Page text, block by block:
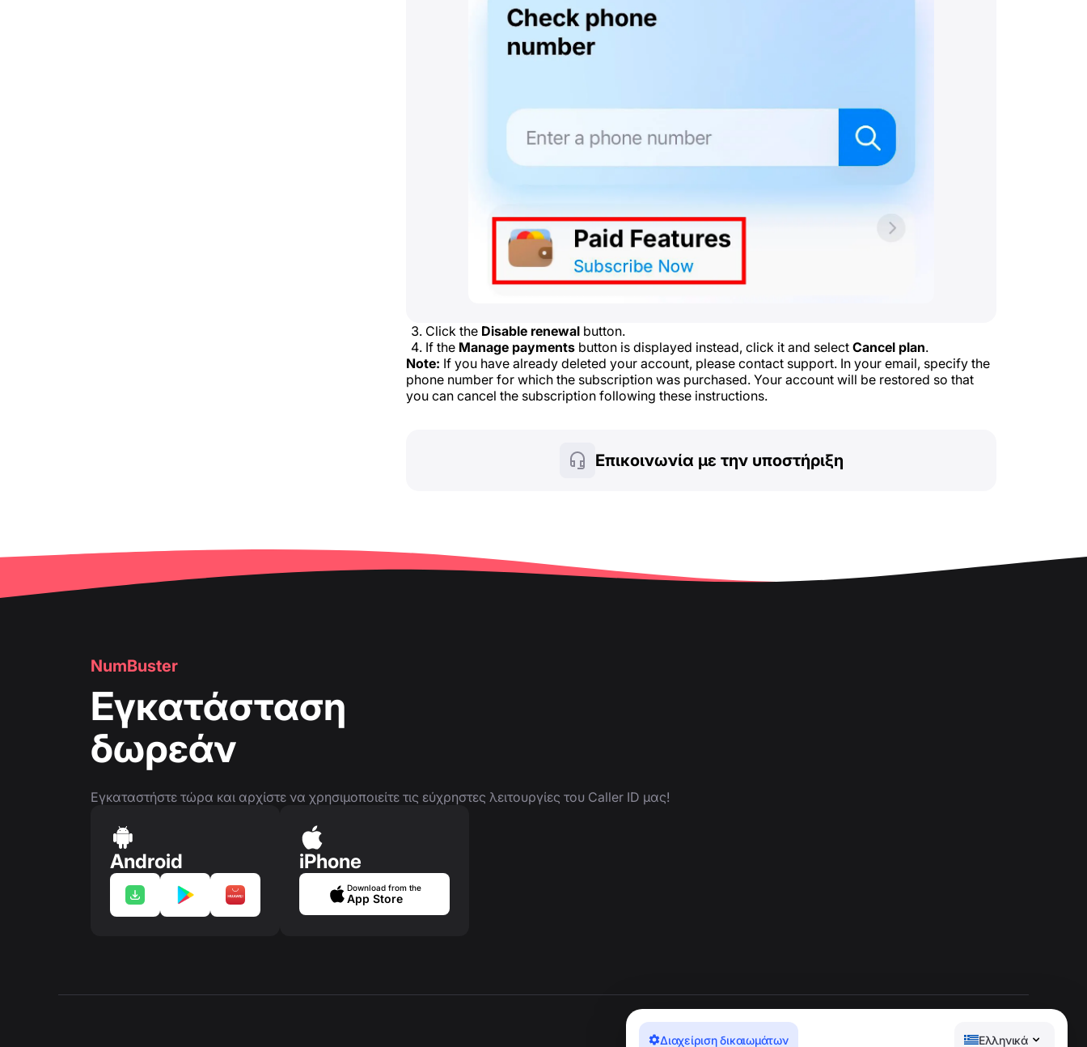
Διαχείριση δικαιωμάτων Ελληνικά
Click the Disable renewal button.
If the Manage payments button is displayed instead, click it and select Cancel plan.
Note: If you have already deleted your account, please contact support. In your email, specify the
phone number for which the subscription was purchased. Your account will be restored so that
you can cancel the subscription following these instructions.
Επικοινωνία με την υποστήριξη
NumBuster
Εγκατάσταση
δωρεάν
Εγκαταστήστε τώρα και αρχίστε να χρησιμοποιείτε τις εύχρηστες λειτουργίες του Caller ID μας!
Android iPhone
Download from the
App Store